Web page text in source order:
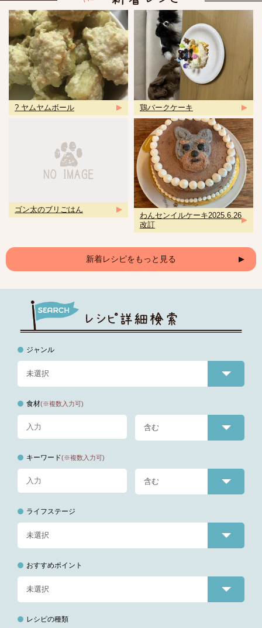
? ヤムヤムボール 鶏バークケーキ
ゴン太のブリごはん
わんセンイルケーキ2025.6.26
改訂
新着レシピをもっと見る
ジャンル
食材(※複数入力可)
キーワード(※複数入力可)
ライフステージ
おすすめポイント
レシピの種類